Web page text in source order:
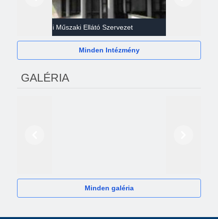
Gazdasági Műszaki Ellátó Szervezet
Minden Intézmény
GALÉRIA
Minden galéria